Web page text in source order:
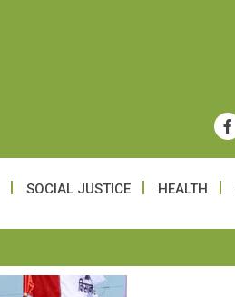
SOCIAL JUSTICE HEALTH